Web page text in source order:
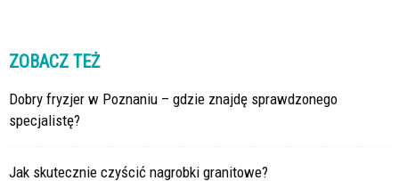
ZOBACZ TEŻ
Dobry fryzjer w Poznaniu – gdzie znajdę sprawdzonego
specjalistę?
Jak skutecznie czyścić nagrobki granitowe?